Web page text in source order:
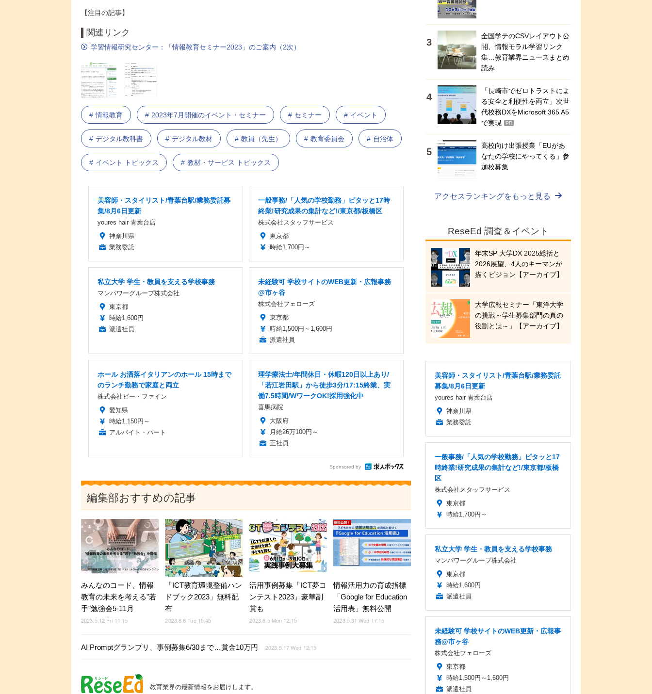
【注目の記事】
関連リンク
学習情報研究センター：「情報教育セミナー2023」のご案内（2次）
情報教育 2023年7月開催のイベント・セミナー セミナー イベント
デジタル教科書 デジタル教材 教員（先生） 教育委員会 自治体
イベント トピックス 教材・サービス トピックス
美容師・スタイリスト/青葉台駅/業務委託募
集/8月6日更新
youres hair 青葉台店
神奈川県
業務委託
一般事務/「人気の学校勤務」ピタッと17時
終業!研究成果の集計など!/東京都/板橋区
株式会社スタッフサービス
東京都
時給1,700円～
私立大学 学生・教員を支える学校事務
マンパワーグループ株式会社
東京都
時給1,600円
派遣社員
未経験可 学校サイトのWEB更新・広報事務
@市ヶ谷
株式会社フェローズ
東京都
時給1,500円～1,600円
派遣社員
ホール お洒落イタリアンのホール 15時まで
のランチ勤務で家庭と両立
株式会社ビー・ファイン
愛知県
時給1,150円～
アルバイト・パート
理学療法士/年間休日・休暇120日以上あり/
「若江岩田駅」から徒歩3分/17:15終業、実
働7.5時間/WワークOK!採用強化中
喜馬病院
大阪府
月給26万100円～
正社員
Sponsored by
編集部おすすめの記事
みんなのコード、情報
教育の未来を考える”若
手”勉強会5-11月
2023.5.12 Fri 11:15
「ICT教育環境整備ハン
ドブック2023」無料配
布
2023.6.6 Tue 15:45
活用事例募集「ICT夢コ
ンテスト2023」豪華副
賞も
2023.6.5 Mon 12:15
情報活用力の育成指標
「Google for Education
活用表」無料公開
2023.5.31 Wed 17:15
AI Promptグランプリ、事例募集6/30まで…賞金10万円 2023.5.17 Wed 12:15
教育業界の最新情報をお届けします。
全国学テのCSVレイアウト公
開、情報モラル学習リンク
集…教育業界ニュースまとめ
読み
「長崎市でゼロトラストによ
る安全と利便性を両立」次世
代校務DXをMicrosoft 365 A5
で実現
PR
高校向け出張授業「EUがあ
なたの学校にやってくる」参
加校募集
アクセスランキングをもっと見る
ReseEd 調査＆イベント
年末SP 大学DX 2025総括と
2026展望、4人のキーマンが
描くビジョン【アーカイブ】
大学広報セミナー「東洋大学
の挑戦～学生募集部門の真の
役割とは～」【アーカイブ】
美容師・スタイリスト/青葉台駅/業務委託
募集/8月6日更新
youres hair 青葉台店
神奈川県
業務委託
一般事務/「人気の学校勤務」ピタッと17
時終業!研究成果の集計など!/東京都/板橋
区
株式会社スタッフサービス
東京都
時給1,700円～
私立大学 学生・教員を支える学校事務
マンパワーグループ株式会社
東京都
時給1,600円
派遣社員
未経験可 学校サイトのWEB更新・広報事
務@市ヶ谷
株式会社フェローズ
東京都
時給1,500円～1,600円
派遣社員